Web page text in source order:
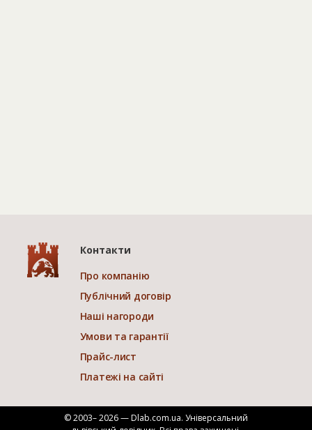
Контакти
Про компанію
Публічний договір
Наші нагороди
Умови та гарантії
Прайс-лист
Платежі на сайті
© 2003– 2026 — Dlab.com.ua. Універсальний